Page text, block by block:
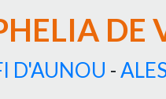
DE
D'AUNOU -